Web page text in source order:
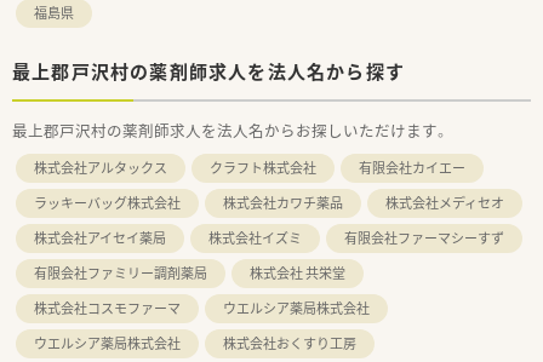
福島県
最上郡戸沢村の薬剤師求人を法人名から探す
最上郡戸沢村の薬剤師求人を法人名からお探しいただけます。
株式会社アルタックス クラフト株式会社
有限会社カイエー
ラッキーバッグ株式会社
株式会社カワチ薬品
株式会社メディセオ
株式会社アイセイ薬局
株式会社イズミ
有限会社ファーマシーすず
有限会社ファミリー調剤薬局
株式会社 共栄堂
株式会社コスモファーマ
ウエルシア薬局株式会社
ウエルシア薬局株式会社
株式会社おくすり工房